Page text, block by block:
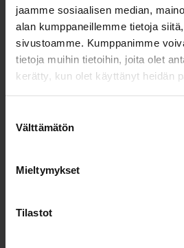
jaamme sosiaalisen median,
alan kumppaneillemme tietoja
sivustoamme. Kumppanimme
tietoja muihin tietoihin, joita olet
kerätty, kun olet käyttänyt heidän
valinta
Välttämätön
Mieltymykset
Tilastot
Harri Kätkänaho
+358400565460
" näyttää pakolliset kentät